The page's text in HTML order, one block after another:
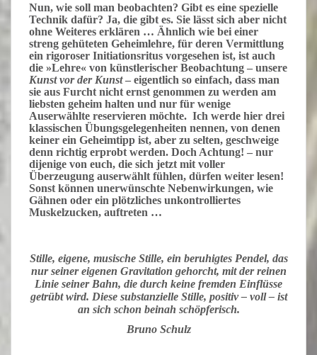
Nun, wie soll man beobachten? Gibt es eine spezielle
Technik dafür? Ja, die gibt es. Sie lässt sich aber nicht
ohne Weiteres erklären … Ähnlich wie bei einer
streng gehüteten Geheimlehre, für deren Vermittlung
ein rigoroser Initiationsritus vorgesehen ist, ist auch
die »Lehre« von künstlerischer Beobachtung – unsere
Kunst vor der Kunst– eigentlich so einfach, dass man
sie aus Furcht nicht ernst genommen zu werden am
liebsten geheim halten und nur für wenige
Auserwählte reservieren möchte. Ich werde hier drei
klassischen Übungsgelegenheiten nennen, von denen
keiner ein Geheimtipp ist, aber zu selten, geschweige
denn richtig erprobt werden. Doch Achtung! – nur
dijenige von euch, die sich jetzt mit voller
Überzeugung auserwählt fühlen, dürfen weiter lesen!
Sonst können unerwünschte Nebenwirkungen, wie
Gähnen oder ein plötzliches unkontrolliertes
Muskelzucken, auftreten …
Stille, eigene, musische Stille, ein beruhigtes Pendel, das
nur seiner eigenen Gravitation gehorcht, mit der reinen
Linie seiner Bahn, die durch keine fremden Einflüsse
getrübt wird. Diese substanzielle Stille, positiv – voll – ist
an sich schon beinah schöpferisch.
Bruno Schulz